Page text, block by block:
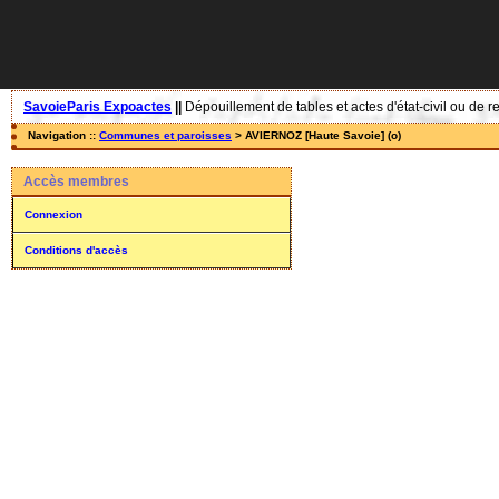
SavoieParis Expoactes Dépouillement de tables et actes d'état-civil ou de
Navigation :: Communes et paroisses > AVIERNOZ [Haute Savoie] (o)
Accès membres
Connexion
Conditions d'accès